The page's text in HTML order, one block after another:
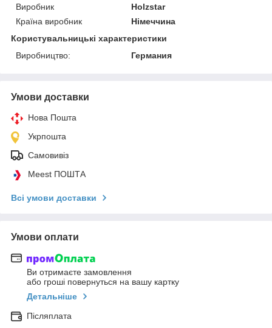
Виробник
Holzstar
Країна виробник
Німеччина
Користувальницькі характеристики
Виробництво:
Германия
Умови доставки
Нова Пошта
Укрпошта
Самовивіз
Meest ПОШТА
Всі умови доставки
Умови оплати
Ви отримаєте замовлення
або гроші повернуться на вашу картку
Детальніше
Післяплата